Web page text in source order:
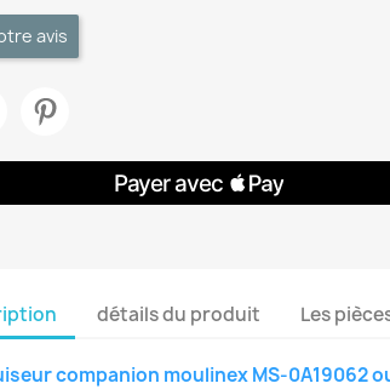
avis
détails du produit Les
companion moulinex MS-0A19062